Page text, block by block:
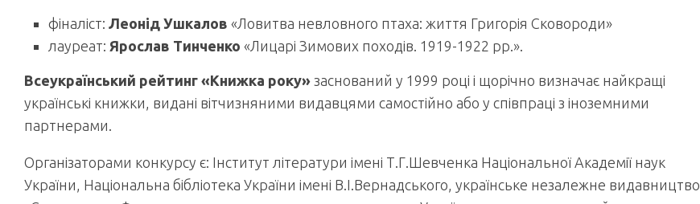
фіналіст: Леонід Ушкалов «Ловитва невловного птаха: життя Григорія Сковороди»
лауреат: Ярослав Тинченко «Лицарі Зимових походів. 1919-1922 рр.».
Всеукраїнський рейтинг «Книжка року» заснований у 1999 році і щорічно визначає найкращі
українські книжки, видані вітчизняними видавцями самостійно або у співпраці з іноземними
партнерами.
Організаторами конкурсу є: Інститут літератури імені Т.Г.Шевченка Національної Академії наук
України, Національна бібліотека України імені В.І.Вернадського, українське незалежне видавництво